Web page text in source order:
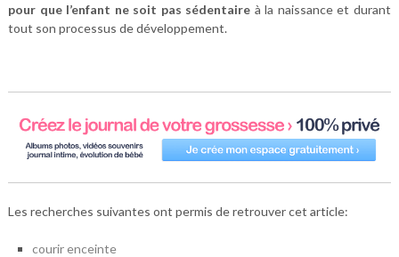
pour que l’enfant ne soit pas sédentaire à la naissance et durant
tout son processus de développement.
Les recherches suivantes ont permis de retrouver cet article:
courir enceinte